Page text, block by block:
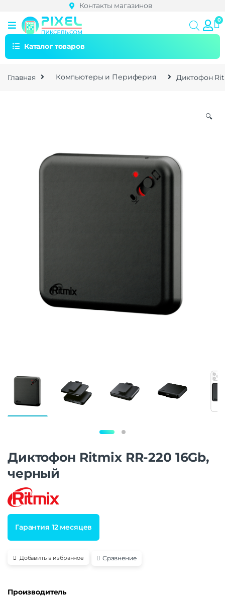
Контакты магазинов
Каталог товаров
Главная Компьютеры и Периферия Диктофон
🔍
Диктофон Ritmix RR-220 16Gb,
черный
Гарантия 12 месяцев
Добавить в избранное Сравнение
Производитель